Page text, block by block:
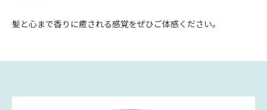
髪と心まで香りに癒される感覚をぜひご体感ください。